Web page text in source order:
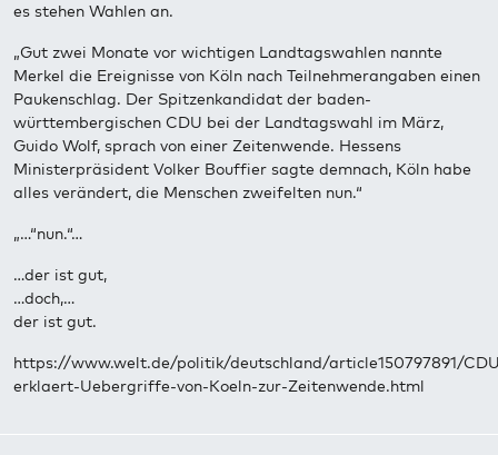
es stehen Wahlen an.
„Gut zwei Monate vor wichtigen Landtagswahlen nannte
Merkel die Ereignisse von Köln nach Teilnehmerangaben einen
Paukenschlag. Der Spitzenkandidat der baden-
württembergischen CDU bei der Landtagswahl im März,
Guido Wolf, sprach von einer Zeitenwende. Hessens
Ministerpräsident Volker Bouffier sagte demnach, Köln habe
alles verändert, die Menschen zweifelten nun.“
„…“nun.“…
…der ist gut,
…doch,…
der ist gut.
https://www.welt.de/politik/deutschland/article150797891/
erklaert-Uebergriffe-von-Koeln-zur-Zeitenwende.html